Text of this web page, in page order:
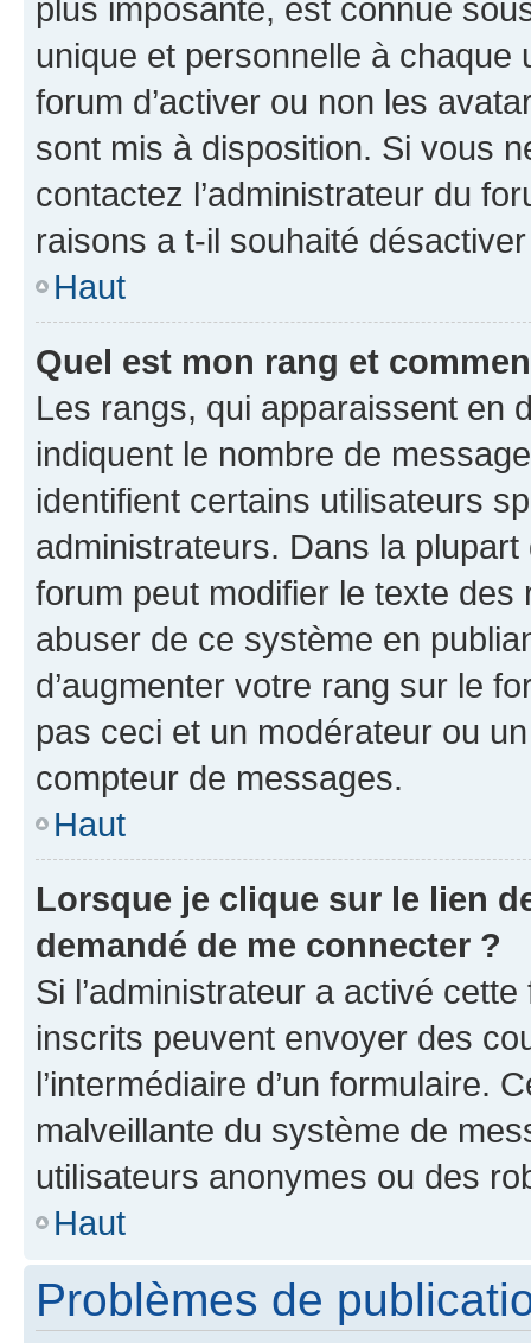
plus imposante, est connue
unique et personnelle à chaque
forum d’activer ou non les
sont mis à disposition. Si vous
contactez l’administrateur du
raisons a t-il souhaité
Haut
Quel est mon rang et
Les rangs, qui apparaissent en
indiquent le nombre de
identifient certains utilisateurs
administrateurs. Dans la
forum peut modifier le texte
abuser de ce système en
d’augmenter votre rang sur le
pas ceci et un modérateur ou
compteur de messages.
Haut
Lorsque je clique sur le lien
demandé de me connecter ?
Si l’administrateur a activé
inscrits peuvent envoyer des
l’intermédiaire d’un formulaire.
malveillante du système de
utilisateurs anonymes ou des
Haut
Problèmes de